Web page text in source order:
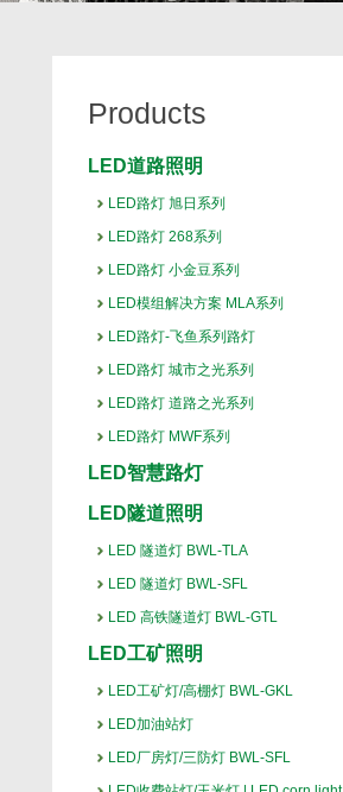
Products
LED道路照明
LED路灯 旭日系列
LED路灯 268系列
LED路灯 小金豆系列
LED模组解决方案 MLA系列
LED路灯-飞鱼系列路灯
LED路灯 城市之光系列
LED路灯 道路之光系列
LED路灯 MWF系列
LED智慧路灯
LED隧道照明
LED 隧道灯 BWL-TLA
LED 隧道灯 BWL-SFL
LED 高铁隧道灯 BWL-GTL
LED工矿照明
LED工矿灯/高棚灯 BWL-GKL
LED加油站灯
LED厂房灯/三防灯 BWL-SFL